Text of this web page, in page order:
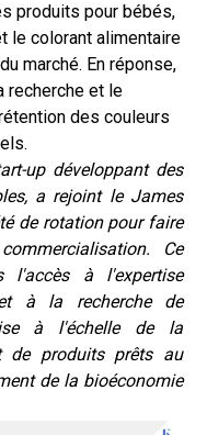
produits pour bébés,
le colorant alimentaire
marché. En réponse,
recherche et le
des couleurs
up développant des
a rejoint le James
de rotation pour faire
Ce
l'accès à l'expertise
à la recherche de
à l'échelle de la
de produits prêts au
de la bioéconomie